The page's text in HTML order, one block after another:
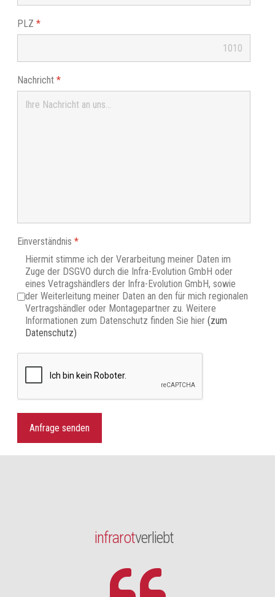
PLZ *
Nachricht *
Einverständnis *
Hiermit stimme ich der Verarbeitung meiner Daten im
Zuge der DSGVO durch die Infra-Evolution GmbH oder
eines Vetragshändlers der Infra-Evolution GmbH, sowie
der Weiterleitung meiner Daten an den für mich regionalen
Vertragshändler oder Montagepartner zu. Weitere
Informationen zum Datenschutz finden Sie hier (zum
Datenschutz)
Anfrage senden
infrarotverliebt